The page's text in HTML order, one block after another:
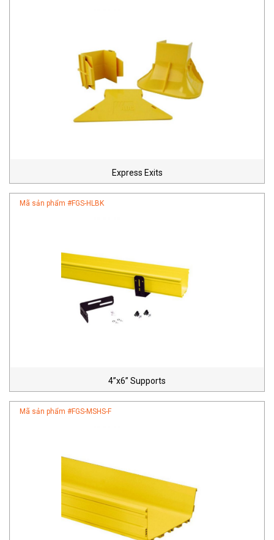
Express Exits
Mã sản phẩm #FGS-HLBK
4”x6” Supports
Mã sản phẩm #FGS-MSHS-F